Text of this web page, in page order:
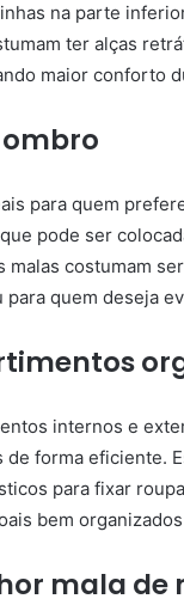
na parte
ter alças
maior conforto
para quem
pode ser
costumam
quem deseja
internos e
forma eficiente.
para fixar
bem
mala de